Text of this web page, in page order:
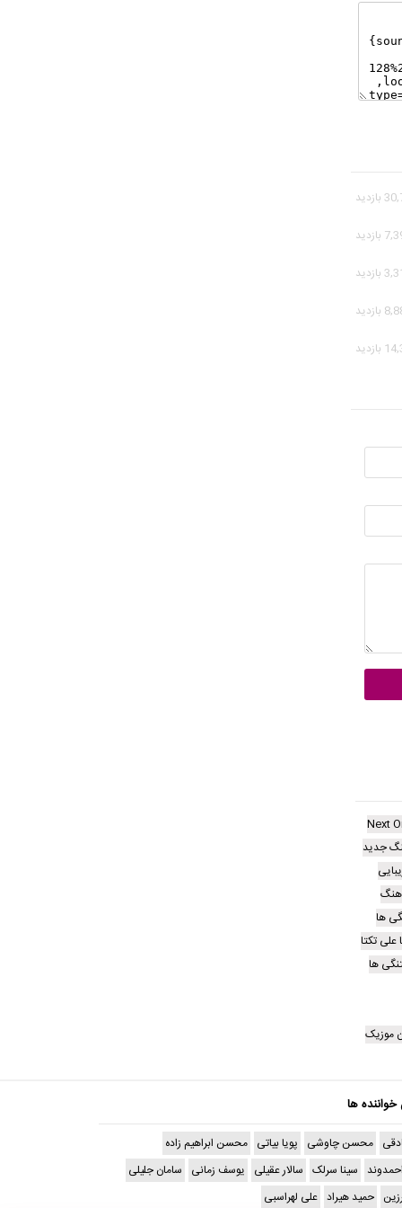
Next
جدید
ها
علی تکتا
ها
موزیک
خواننده ها
محسن چاوشی پویا بیاتی محسن ابراهیم زاده
سینا سرلک سالار عقیلی یوسف زمانی سامان جلیلی
حمید هیراد علی لهراسبی